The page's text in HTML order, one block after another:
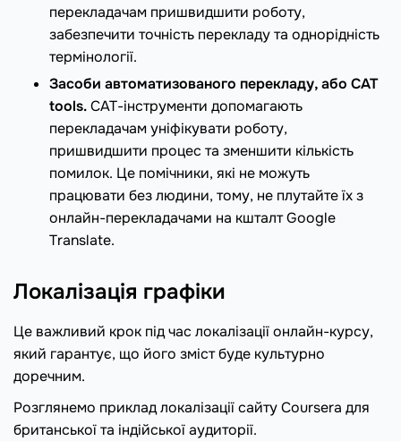
перекладачам пришвидшити роботу,
забезпечити точність перекладу та однорідність
термінології.
Засоби автоматизованого перекладу, або CAT
tools.САТ-інструменти допомагають
перекладачам уніфікувати роботу,
пришвидшити процес та зменшити кількість
помилок. Це помічники, які не можуть
працювати без людини, тому, не плутайте їх з
онлайн-перекладачами на кшталт Google
Translate.
Локалізація графіки
Це важливий крок під час локалізації онлайн-курсу,
який гарантує, що його зміст буде культурно
доречним.
Розглянемо приклад локалізації сайту Coursera для
британської та індійської аудиторії.